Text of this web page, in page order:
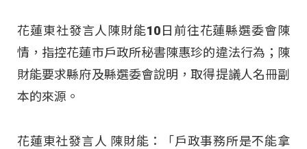
花蓮東社發言人陳財能10日前往花蓮縣選委會陳
情，指控花蓮市戶政所秘書陳惠珍的違法行為；陳
財能要求縣府及縣選委會說明，取得提議人名冊副
本的來源。
花蓮東社發言人 陳財能：「戶政事務所是不能拿